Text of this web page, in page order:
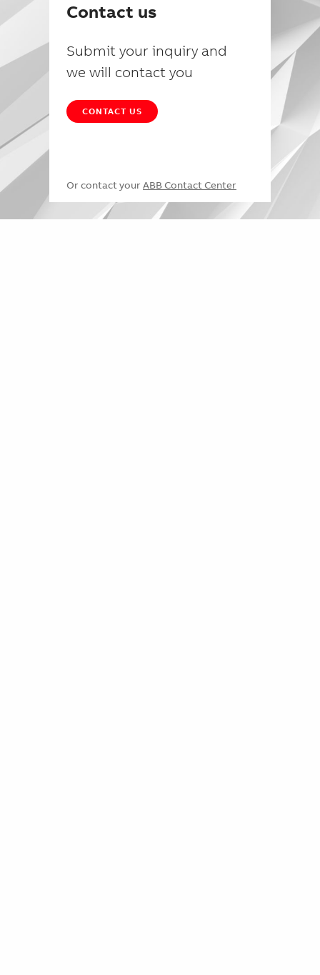
Contact us
Submit your inquiry and
we will contact you
CONTACT US
Or contact your ABB Contact Center